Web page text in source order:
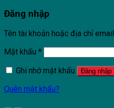
Đăng nhập
Tên tài khoản hoặc địa chỉ email
Mật khẩu *
Ghi nhớ mật khẩu
Đăng nhập
Quên mật khẩu?